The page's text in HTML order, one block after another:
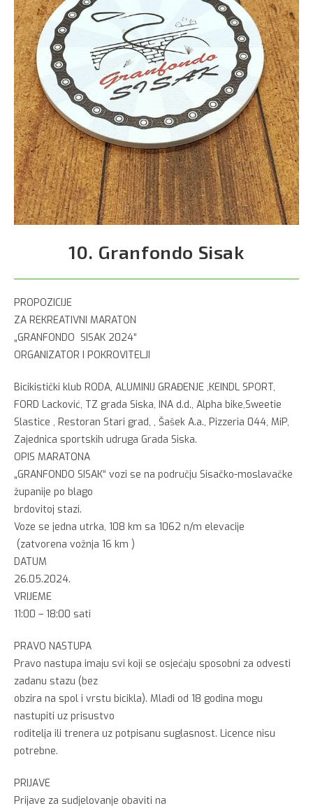
10. Granfondo Sisak
PROPOZICIJE
ZA REKREATIVNI MARATON
„GRANFONDO SISAK 2024“
ORGANIZATOR I POKROVITELJI
Bicikistički klub RODA, ALUMINIJ GRAĐENJE ,KEINDL SPORT,
FORD Lacković, TZ grada Siska, INA d.d., Alpha bike,Sweetie
Slastice , Restoran Stari grad, , Šašek A.a., Pizzeria 044, MiP,
Zajednica sportskih udruga Grada Siska.
OPIS MARATONA
„GRANFONDO SISAK“ vozi se na području Sisačko-moslavačke
županije po blago
brdovitoj stazi.
Voze se jedna utrka, 108 km sa 1062 n/m elevacije
(zatvorena vožnja 16 km )
DATUM
26.05.2024.
VRIJEME
11:00 – 18:00 sati
PRAVO NASTUPA
Pravo nastupa imaju svi koji se osjećaju sposobni za odvesti
zadanu stazu (bez
obzira na spol i vrstu bicikla). Mlađi od 18 godina mogu
nastupiti uz prisustvo
roditelja ili trenera uz potpisanu suglasnost. Licence nisu
potrebne.
PRIJAVE
Prijave za sudjelovanje obaviti na